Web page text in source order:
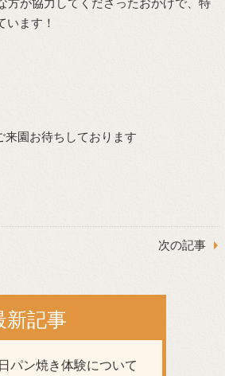
方が協力してくださったおかげで、特
います！
来園お待ちしております
次の記事
新記事
パン焼き体験について